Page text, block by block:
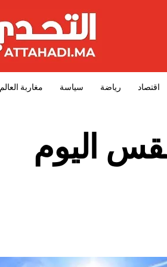
اقتصاد رياضة سياسة مغاربة العالم
اليوم